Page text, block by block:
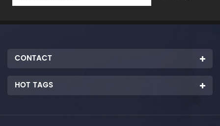
CONTACT
HOT TAGS